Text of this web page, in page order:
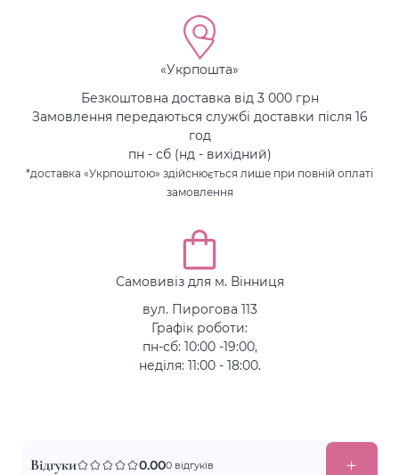
«Укрпошта»
Безкоштовна доставка від 3 000 грн
Замовлення передаються службі доставки після 16
год
пн - сб (нд - вихідний)
*доставка «Укрпоштою» здійснюється лише при повній оплаті
замовлення
Самовивіз для м. Вінниця
вул. Пирогова 113
Графік роботи:
пн-сб: 10:00 -19:00,
неділя: 11:00 - 18:00.
Відгуки 0.000 відгуків